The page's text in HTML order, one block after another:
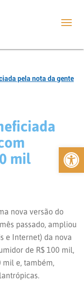
Abrir
pela nota da gente
mil
nova versão do
passado, ampliou
e Internet) da nova
de R$ 100 mil,
mil e, também,